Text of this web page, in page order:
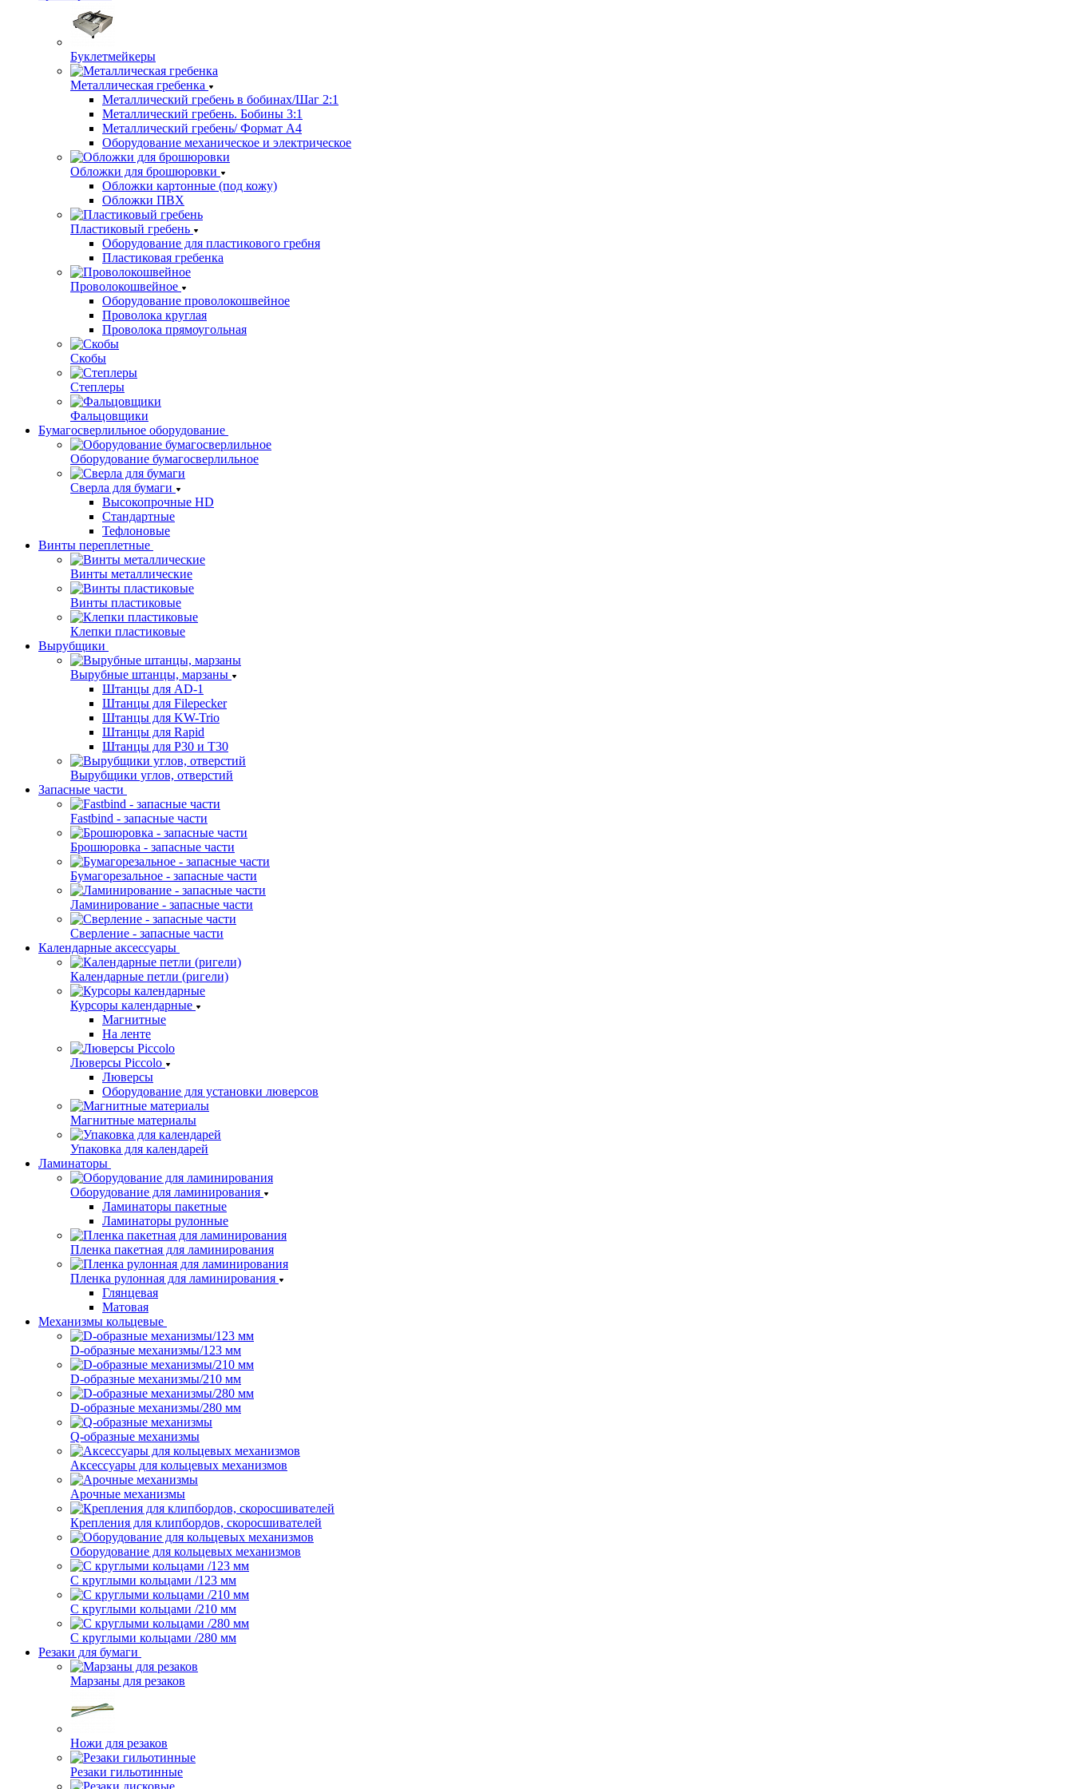
Буклетмейкеры
Металлическая гребенка
Металлический гребень в бобинах/Шаг 2:1
Металлический гребень. Бобины 3:1
Металлический гребень/ Формат А4
Оборудование механическое и электрическое
Обложки для брошюровки
Обложки картонные (под кожу)
Обложки ПВХ
Пластиковый гребень
Оборудование для пластикового гребня
Пластиковая гребенка
Проволокошвейное
Оборудование проволокошвейное
Проволока круглая
Проволока прямоугольная
Скобы
Степлеры
Фальцовщики
Бумагосверлильное оборудование
Оборудование бумагосверлильное
Сверла для бумаги
Высокопрочные HD
Стандартные
Тефлоновые
Винты переплетные
Винты металлические
Винты пластиковые
Клепки пластиковые
Вырубщики
Вырубные штанцы, марзаны
Штанцы для AD-1
Штанцы для Filepecker
Штанцы для KW-Trio
Штанцы для Rapid
Штанцы для Р30 и Т30
Вырубщики углов, отверстий
Запасные части
Fastbind - запасные части
Брошюровка - запасные части
Бумагорезальное - запасные части
Ламинирование - запасные части
Сверление - запасные части
Календарные аксессуары
Календарные петли (ригели)
Курсоры календарные
Магнитные
На ленте
Люверсы Piccolo
Люверсы
Оборудование для установки люверсов
Магнитные материалы
Упаковка для календарей
Ламинаторы
Оборудование для ламинирования
Ламинаторы пакетные
Ламинаторы рулонные
Пленка пакетная для ламинирования
Пленка рулонная для ламинирования
Глянцевая
Матовая
Механизмы кольцевые
D-образные механизмы/123 мм
D-образные механизмы/210 мм
D-образные механизмы/280 мм
Q-образные механизмы
Аксессуары для кольцевых механизмов
Арочные механизмы
Крепления для клипбордов, скоросшивателей
Оборудование для кольцевых механизмов
С круглыми кольцами /123 мм
С круглыми кольцами /210 мм
С круглыми кольцами /280 мм
Резаки для бумаги
Марзаны для резаков
Ножи для резаков
Резаки гильотинные